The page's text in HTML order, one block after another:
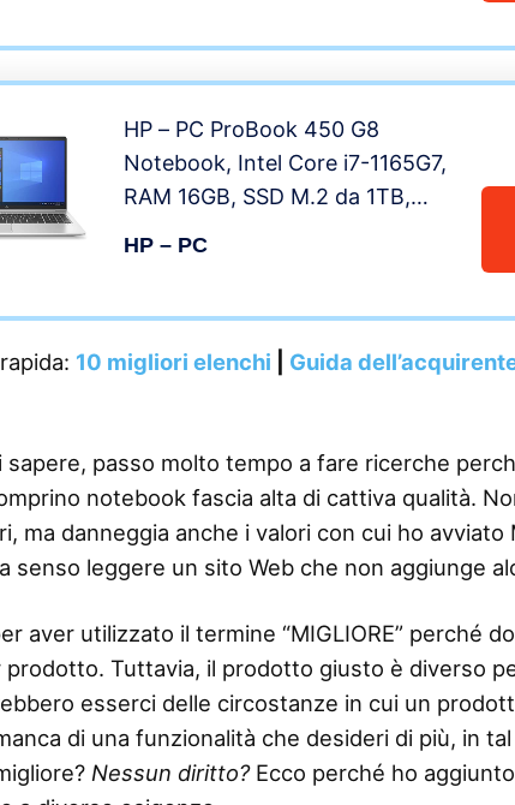
HP – PC ProBook 450 G8
Notebook, Intel Core i7-1165G7,
RAM 16GB, SSD M.2 da 1TB,
HP – PC
10 migliori elenchi Guida
sapere, passo molto tempo a fare ricerche
notebook fascia alta di cattiva qualità.
ma danneggia anche i valori con cui ho avviato
senso leggere un sito Web che non aggiunge
aver utilizzato il termine “MIGLIORE” perché
prodotto. Tuttavia, il prodotto giusto è diverso
esserci delle circostanze in cui un
di una funzionalità che desideri di più, in
Nessun diritto?Ecco perché ho